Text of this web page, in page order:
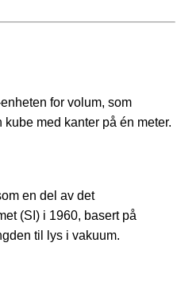
for volum, som
med kanter på én meter.
en del av det
(SI) i 1960, basert på
til lys i vakuum.